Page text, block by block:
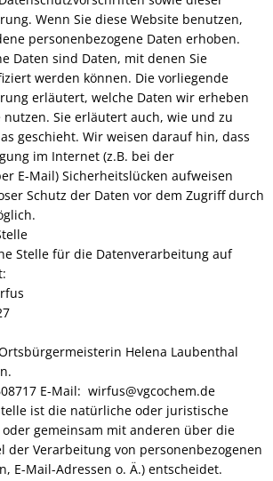
Ferienspaß 2025
Tagesausflug der
Kartoffelernte im Dorfgarten
Wirfuser Brotbacktage
Spretzehausfest am 6.
Förderbescheid für
Seniorentag 2025
Adventsfenster 2025
Weihnachtsgruß
Wenn Sie diese Website benutzen,
personenbezogene Daten erhoben.
Daten sind Daten, mit denen Sie
werden können. Die vorliegende
erläutert, welche Daten wir erheben
Sie erläutert auch, wie und zu
geschieht. Wir weisen darauf hin, dass
im Internet (z.B. bei der
E-Mail) Sicherheitslücken aufweisen
Schutz der Daten vor dem Zugriff durch
Stelle für die Datenverarbeitung auf
Helena Laubenthal
E-Mail: wirfus@vgcochem.de
ist die natürliche oder juristische
gemeinsam mit anderen über die
der Verarbeitung von personenbezogenen
E-Mail-Adressen o. Ä.) entscheidet.